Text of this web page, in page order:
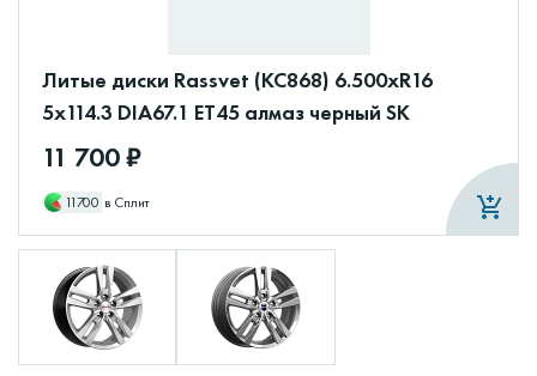
Литые диски Rassvet (КС868) 6.500xR16
5x114.3 DIA67.1 ET45 алмаз черный SK
11 700 ₽
11700 в Сплит